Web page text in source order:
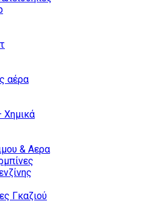
αέρα
Χημικά
& Αερα
Γκαζιού